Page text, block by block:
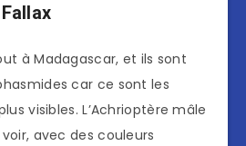
à Madagascar, et ils sont
car ce sont les
visibles. L’Achrioptère mâle
avec des couleurs